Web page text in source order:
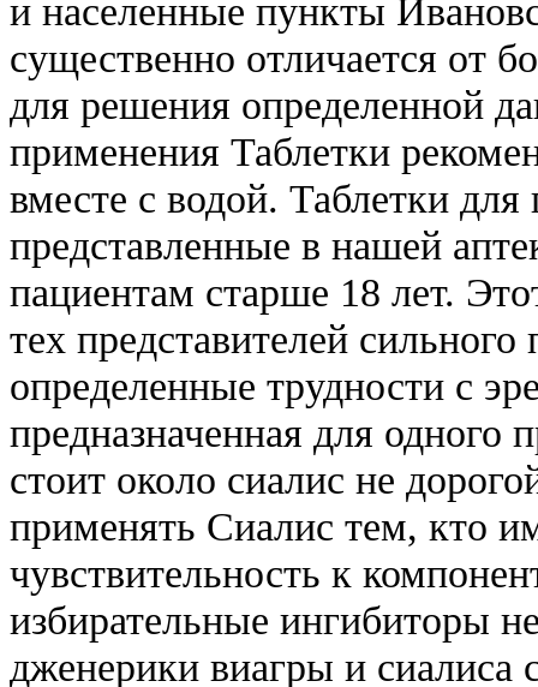
и населенные пункты
существенно отличается от
для решения определенной
применения Таблетки
вместе с водой. Таблетки
представленные в нашей
пациентам старше 18 лет.
тех представителей
определенные трудности с
предназначенная для одного
стоит около сиалис не
применять Сиалис тем, кто
чувствительность к
избирательные ингибиторы
дженерики виагры и сиалиса